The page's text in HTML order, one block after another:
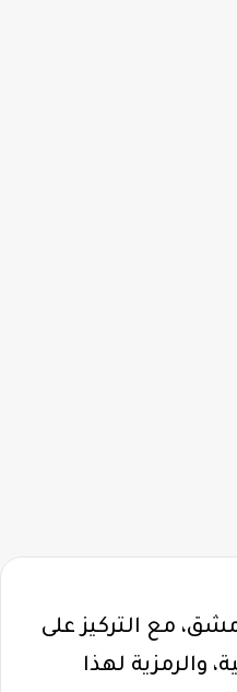
مع التركيز على
والرمزية لهذا